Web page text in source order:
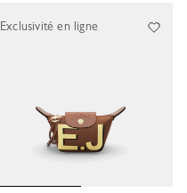
Exclusivité en ligne